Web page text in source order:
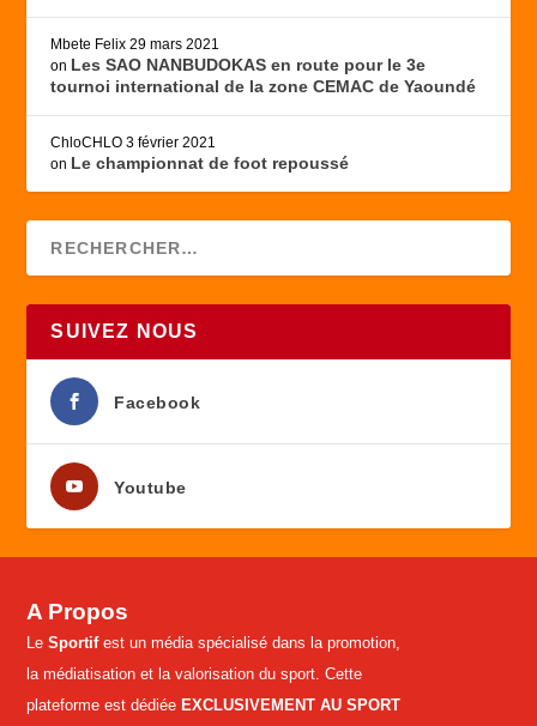
Mbete Felix 29 mars 2021
on Les SAO NANBUDOKAS en route pour le 3e
tournoi international de la zone CEMAC de Yaoundé
ChloCHLO 3 février 2021
on Le championnat de foot repoussé
SUIVEZ NOUS
Facebook
Youtube
A Propos
LeSportifest un média spécialisé dans la promotion,
la médiatisation et la valorisation du sport. Cette
plateforme est dédiée EXCLUSIVEMENT AU SPORT